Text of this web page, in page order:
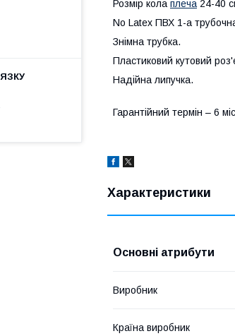
Розмір колаплеча24-40
No Latex ПВХ 1-а
Знімна трубка.
Пластиковий кутовий
Надійна липучка.
Гарантійний термін – 6
Характеристики
Основні атрибути
Виробник
Країна виробник